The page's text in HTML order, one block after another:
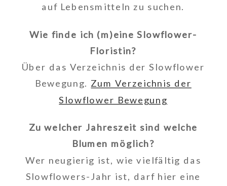
auf Lebensmitteln zu suchen.
Wie finde ich (m)eine Slowflower-
Floristin?
Über das Verzeichnis der Slowflower
Bewegung. Zum Verzeichnis der
Slowflower Bewegung
Zu welcher Jahreszeit sind welche
Blumen möglich?
Wer neugierig ist, wie vielfältig das
Slowflowers-Jahr ist, darf hier eine